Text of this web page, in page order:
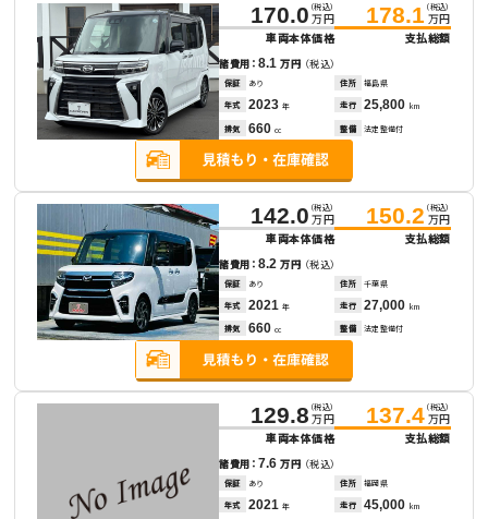
170.0 （税込）
万円
車両本体価格
178.1 （税込）
万円
支払総額
諸費用：8.1万円 （税込）
保証 あり 住所 福島県
年式 2023 年 走行 25,800 km
排気 660 cc 整備 法定整備付
142.0 （税込）
万円
車両本体価格
150.2 （税込）
万円
支払総額
諸費用：8.2万円 （税込）
保証 あり 住所 千葉県
年式 2021 年 走行 27,000 km
排気 660 cc 整備 法定整備付
129.8 （税込）
万円
車両本体価格
137.4 （税込）
万円
支払総額
諸費用：7.6万円 （税込）
保証 あり 住所 福岡県
年式 2021 年 走行 45,000 km